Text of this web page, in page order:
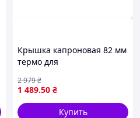
Крышка капроновая 82 мм
термо для
многоразовая
герметичная 100 шт
1 489.50 ₴
2 979₴
Купить